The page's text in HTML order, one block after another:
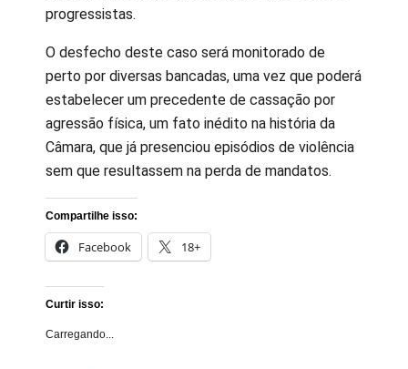
progressistas.
O desfecho deste caso será monitorado de
perto por diversas bancadas, uma vez que poderá
estabelecer um precedente de cassação por
agressão física, um fato inédito na história da
Câmara, que já presenciou episódios de violência
sem que resultassem na perda de mandatos.
Compartilhe isso:
Facebook 18+
Curtir isso:
Carregando...